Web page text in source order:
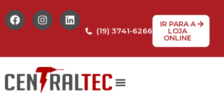
(19) 3741-6266
IR PARA A
LOJA
ONLINE